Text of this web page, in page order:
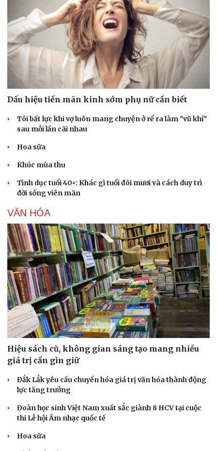
Dấu hiệu tiền mãn kinh sớm phụ nữ cần biết
Tôi bất lực khi vợ luôn mang chuyện ở rể ra làm "vũ khí"
sau mỗi lần cãi nhau
Hoa sữa
Khúc mùa thu
Tình dục tuổi 40+: Khác gì tuổi đôi mươi và cách duy trì
đời sống viên mãn
VĂN HÓA
Hiệu sách cũ, không gian sáng tạo mang nhiều
giá trị cần gìn giữ
Đắk Lắk yêu cầu chuyển hóa giá trị văn hóa thành động
lực tăng trưởng
Đoàn học sinh Việt Nam xuất sắc giành 8 HCV tại cuộc
thi Lễ hội Âm nhạc quốc tế
Hoa sữa